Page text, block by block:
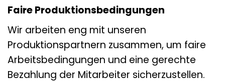
Faire Produktionsbedingungen
Wir arbeiten eng mit unseren
Produktionspartnern zusammen, um faire
Arbeitsbedingungen und eine gerechte
Bezahlung der Mitarbeiter sicherzustellen.